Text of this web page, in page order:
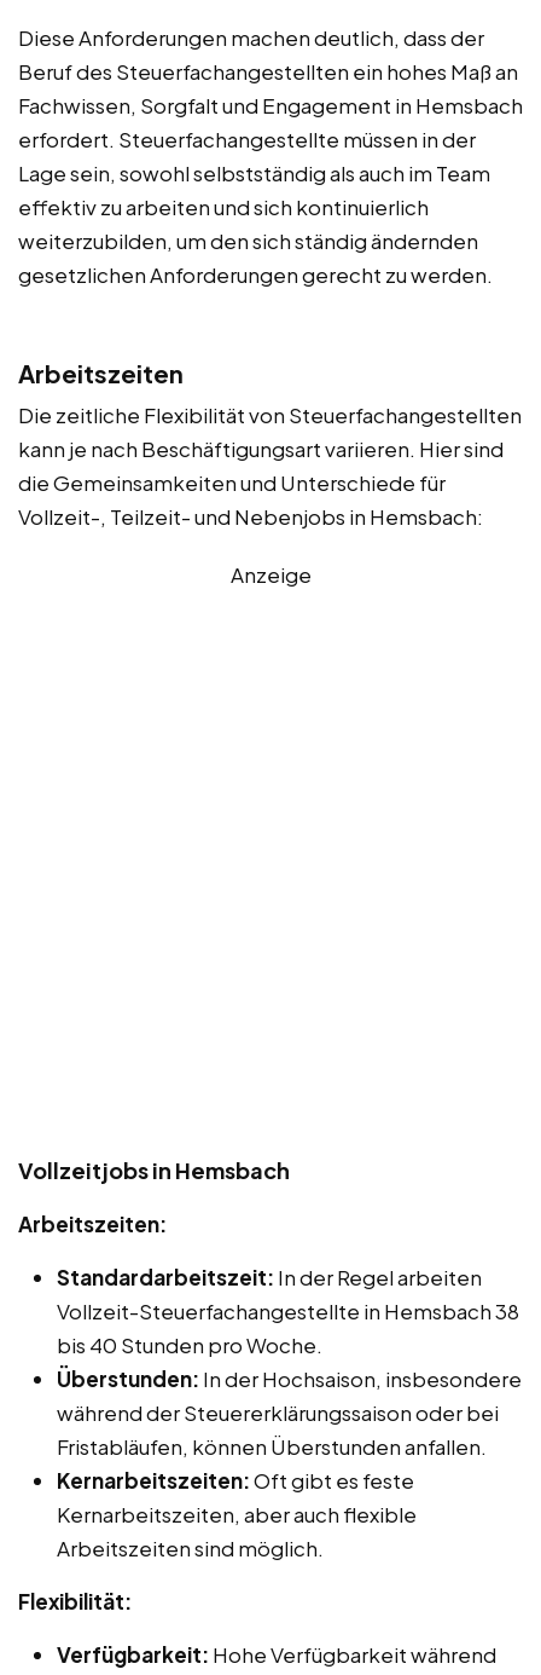
Diese Anforderungen machen deutlich, dass der
Beruf des Steuerfachangestellten ein hohes Maß an
Fachwissen, Sorgfalt und Engagement in Hemsbach
erfordert. Steuerfachangestellte müssen in der
Lage sein, sowohl selbstständig als auch im Team
effektiv zu arbeiten und sich kontinuierlich
weiterzubilden, um den sich ständig ändernden
gesetzlichen Anforderungen gerecht zu werden.
Arbeitszeiten
Die zeitliche Flexibilität von Steuerfachangestellten
kann je nach Beschäftigungsart variieren. Hier sind
die Gemeinsamkeiten und Unterschiede für
Vollzeit-, Teilzeit- und Nebenjobs in Hemsbach:
Anzeige
Vollzeitjobs in Hemsbach
Arbeitszeiten:
Standardarbeitszeit: In der Regel arbeiten
Vollzeit-Steuerfachangestellte in Hemsbach 38
bis 40 Stunden pro Woche.
Überstunden: In der Hochsaison, insbesondere
während der Steuererklärungssaison oder bei
Fristabläufen, können Überstunden anfallen.
Kernarbeitszeiten:Oft gibt es feste
Kernarbeitszeiten, aber auch flexible
Arbeitszeiten sind möglich.
Flexibilität:
Verfügbarkeit: Hohe Verfügbarkeit während